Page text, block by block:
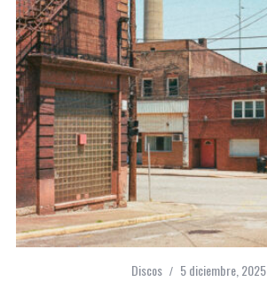
Discos 5 diciembre, 2025